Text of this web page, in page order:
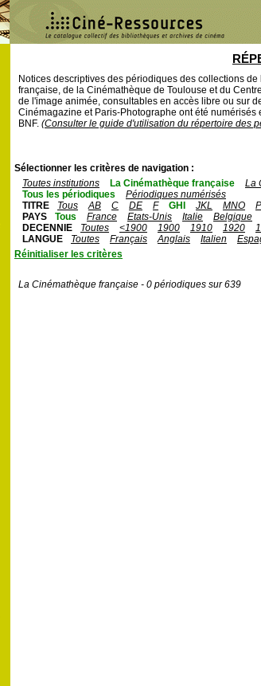
Notices descriptives des périodiques des collections
française, de la Cinémathèque de Toulouse et du
de l'image animée, consultables en accès libre ou sur
Cinémagazine et Paris-Photographe ont été numérisés
BNF. (Consulter le guide d'utilisation du répertoire des
Sélectionner les critères de navigation :
Toutes institutions
La Cinémathèque française La
Tous les périodiques
Périodiques numérisés
TITRE
Tous AB C DE F GHI JKL MNO
PAYS
Tous France Etats-Unis Italie Belgique
DECENNIE
Toutes <1900 1900 1910 1920
LANGUE
Toutes Français Anglais Italien
Réinitialiser les critères
La Cinémathèque française - 0 périodiques sur 639